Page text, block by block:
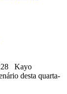
Kayo
desta quarta-